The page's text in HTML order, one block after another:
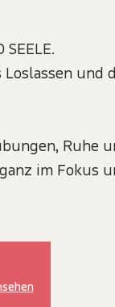
SEELE.
und
Ruhe
im Fokus